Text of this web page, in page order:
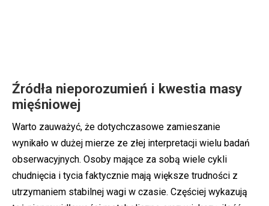
Źródła nieporozumień i kwestia masy
mięśniowej
Warto zauważyć, że dotychczasowe zamieszanie
wynikało w dużej mierze ze złej interpretacji wielu badań
obserwacyjnych. Osoby mające za sobą wiele cykli
chudnięcia i tycia faktycznie mają większe trudności z
utrzymaniem stabilnej wagi w czasie. Częściej wykazują